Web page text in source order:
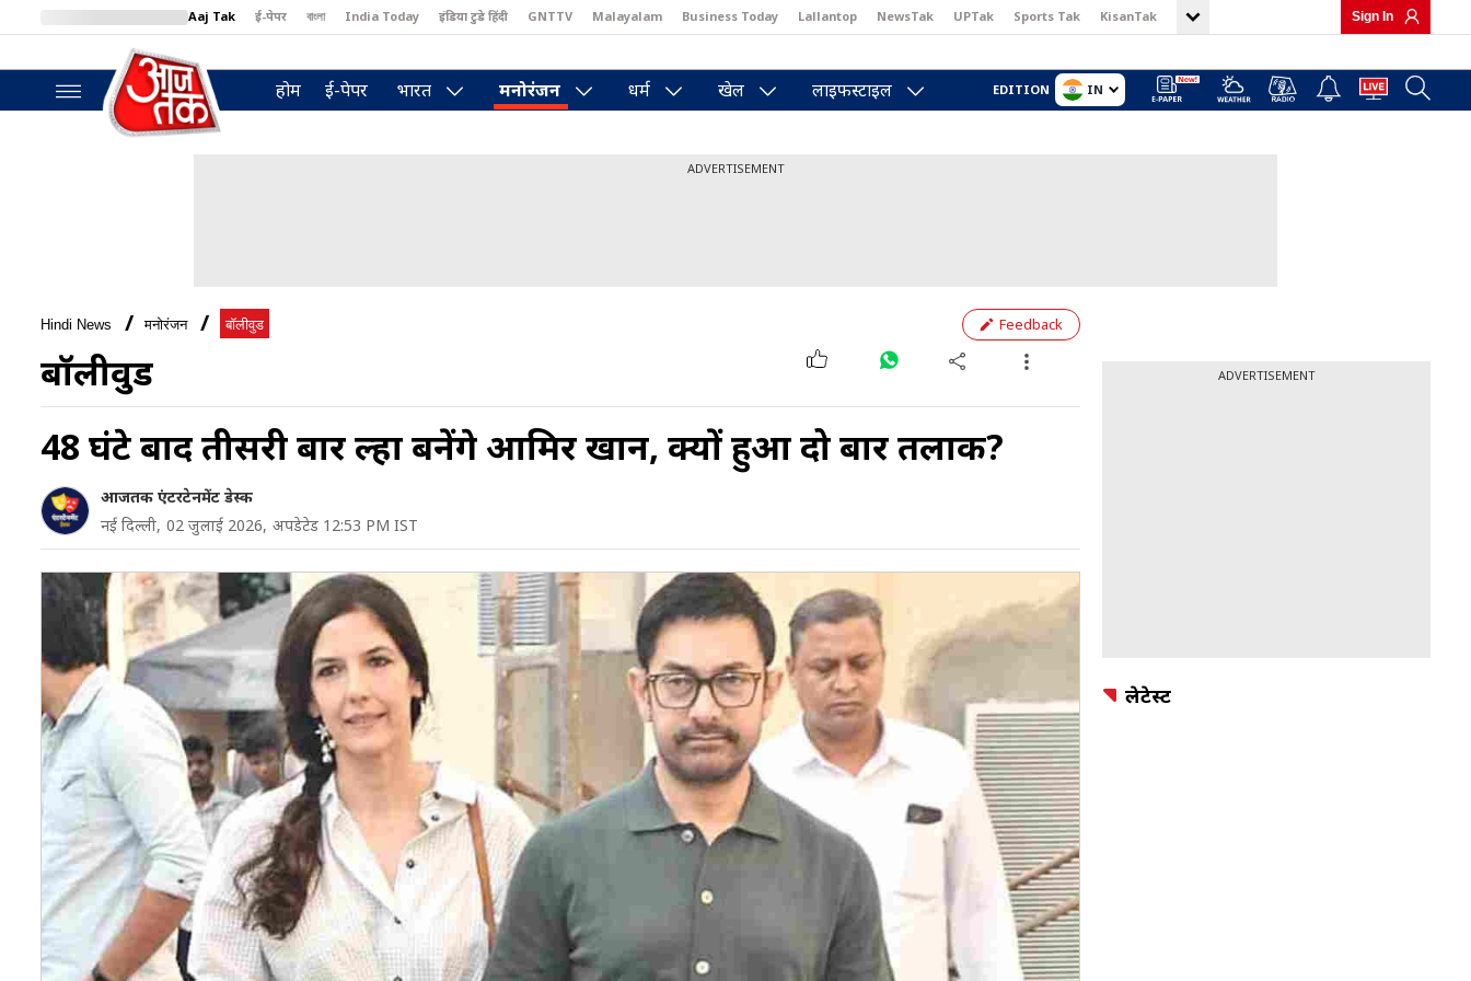
Aaj Tak ई-पेपर বাংলা India Today इंडिया टुडे हिंदी GNTTV Malayalam Business Today Lallantop NewsTak UPTak Sports Tak KisanTak
BT Bazaar
Sign In
होम ई-पेपर भारत मनोरंजन धर्म खेल लाइफस्टाइल EDITION IN
ADVERTISEMENT
Hindi News मनोरंजन बॉलीवुड Feedback
बॉलीवुड
48 घंटे बाद तीसरी बार दूल्हा बनेंगे आम‍िर खान, क्यों हुआ दो बार तलाक?
आजतक एंटरटेनमेंट डेस्क
नई दिल्ली, 02 जुलाई 2026, अपडेटेड 12:53 PM IST
ADVERTISEMENT
लेटेस्ट